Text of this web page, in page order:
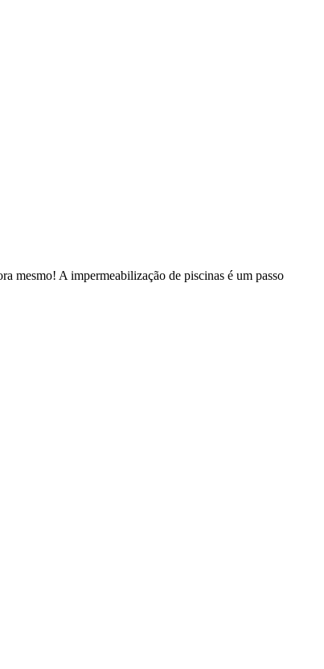
mesmo! A impermeabilização de piscinas é um passo